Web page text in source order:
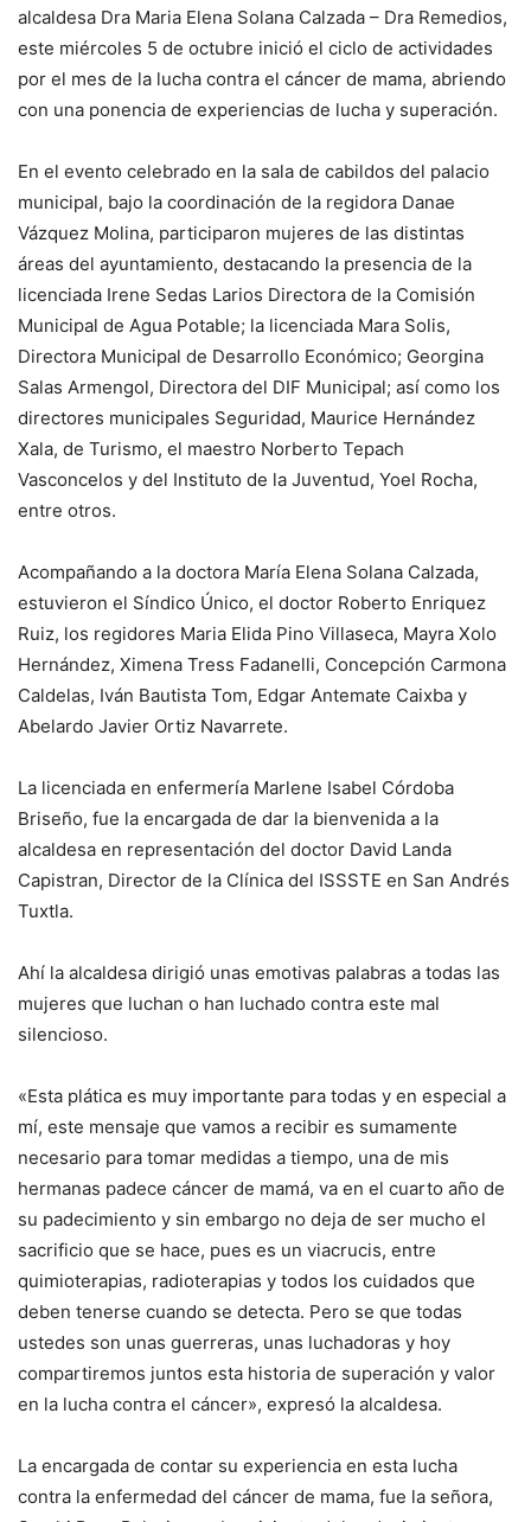
alcaldesa Dra Maria Elena Solana Calzada – Dra Remedios,
este miércoles 5 de octubre inició el ciclo de actividades
por el mes de la lucha contra el cáncer de mama, abriendo
con una ponencia de experiencias de lucha y superación.
En el evento celebrado en la sala de cabildos del palacio
municipal, bajo la coordinación de la regidora Danae
Vázquez Molina, participaron mujeres de las distintas
áreas del ayuntamiento, destacando la presencia de la
licenciada Irene Sedas Larios Directora de la Comisión
Municipal de Agua Potable; la licenciada Mara Solis,
Directora Municipal de Desarrollo Económico; Georgina
Salas Armengol, Directora del DIF Municipal; así como los
directores municipales Seguridad, Maurice Hernández
Xala, de Turismo, el maestro Norberto Tepach
Vasconcelos y del Instituto de la Juventud, Yoel Rocha,
entre otros.
Acompañando a la doctora María Elena Solana Calzada,
estuvieron el Síndico Único, el doctor Roberto Enriquez
Ruiz, los regidores Maria Elida Pino Villaseca, Mayra Xolo
Hernández, Ximena Tress Fadanelli, Concepción Carmona
Caldelas, Iván Bautista Tom, Edgar Antemate Caixba y
Abelardo Javier Ortiz Navarrete.
La licenciada en enfermería Marlene Isabel Córdoba
Briseño, fue la encargada de dar la bienvenida a la
alcaldesa en representación del doctor David Landa
Capistran, Director de la Clínica del ISSSTE en San Andrés
Tuxtla.
Ahí la alcaldesa dirigió unas emotivas palabras a todas las
mujeres que luchan o han luchado contra este mal
silencioso.
«Esta plática es muy importante para todas y en especial a
mí, este mensaje que vamos a recibir es sumamente
necesario para tomar medidas a tiempo, una de mis
hermanas padece cáncer de mamá, va en el cuarto año de
su padecimiento y sin embargo no deja de ser mucho el
sacrificio que se hace, pues es un viacrucis, entre
quimioterapias, radioterapias y todos los cuidados que
deben tenerse cuando se detecta. Pero se que todas
ustedes son unas guerreras, unas luchadoras y hoy
compartiremos juntos esta historia de superación y valor
en la lucha contra el cáncer», expresó la alcaldesa.
La encargada de contar su experiencia en esta lucha
contra la enfermedad del cáncer de mama, fue la señora,